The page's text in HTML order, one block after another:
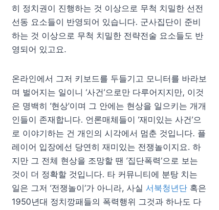
히 정치권이 진행하는 것 이상으로 무척 치밀한 선전
선동 요소들이 반영되어 있습니다. 군사집단이 준비
하는 것 이상으로 무척 치밀한 전략전술 요소들도 반
영되어 있고요.
온라인에서 그저 키보드를 두들기고 모니터를 바라보
며 벌어지는 일이니 ‘사건’으로만 다루어지지만, 이것
은 명백히 ‘현상’이며 그 안에는 현상을 일으키는 개개
인들이 존재합니다. 언론매체들이 ‘재미있는 사건’으
로 이야기하는 건 개인의 시각에서 멈춘 것입니다. 플
레이어 입장에선 당연히 재미있는 전쟁놀이지요. 하
지만 그 전체 현상을 조망할 땐 ‘집단폭력’으로 보는
것이 더 정확할 것입니다. 타 커뮤니티에 분탕 치는
일은 그저 ‘전쟁놀이’가 아니라, 사실 서북청년단 혹은
1950년대 정치깡패들의 폭력행위 그것과 하나도 다